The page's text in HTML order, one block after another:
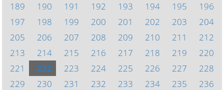
189
190 191 192 193 194 195
196
197
198 199 200 201 202 203
204
205
206 207 208 209 210 211
212
213
214 215 216 217 218 219
220
221
222 223 224 225 226 227
228
229
230 231 232 233 234 235
236